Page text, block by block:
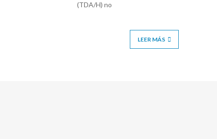
(TDA/H) no
LEER MÁS